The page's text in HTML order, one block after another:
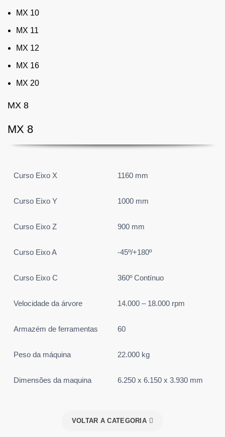
MX 10
MX 11
MX 12
MX 16
MX 20
MX 8
MX 8
Curso Eixo X 1160 mm
Curso Eixo Y 1000 mm
Curso Eixo Z 900 mm
Curso Eixo A -45º/+180º
Curso Eixo C 360º Contínuo
Velocidade da árvore 14.000 – 18.000 rpm
Armazém de ferramentas 60
Peso da máquina 22.000 kg
Dimensões da maquina 6.250 x 6.150 x 3.930 mm
VOLTAR A CATEGORIA